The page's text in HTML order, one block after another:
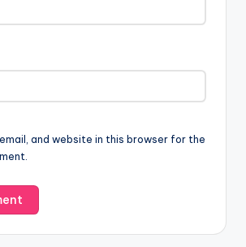
and website in this browser for the